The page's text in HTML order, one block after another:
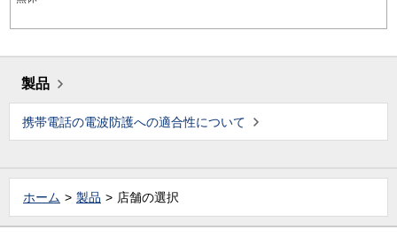
製品
携帯電話の電波防護への適合性について
ホーム 製品 店舗の選択